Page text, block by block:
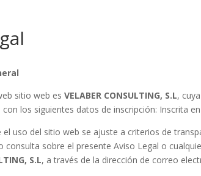
sitio web esVELABER CONSULTING, S.L,
los siguientes datos de inscripción: Inscrita
el uso del sitio web se ajuste a criterios de
consulta sobre el presente Aviso Legal o
S.L, a través de la dirección de correo